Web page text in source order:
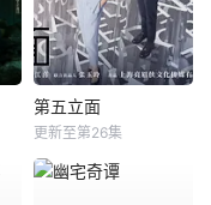
第五立面
更新至第26集